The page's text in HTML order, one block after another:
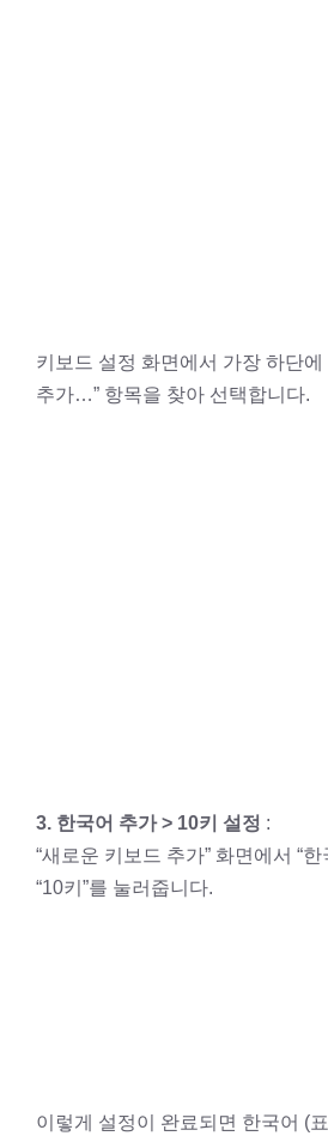
키보드 설정 화면에서 가장 하단에
추가…” 항목을 찾아 선택합니다.
3. 한국어 추가 > 10키 설정 :
“새로운 키보드 추가” 화면에서 “
“10키”를 눌러줍니다.
이렇게 설정이 완료되면 한국어 (